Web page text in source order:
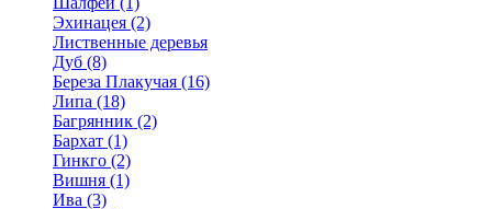
Эхинацея (2)
Лиственные деревья
Дуб (8)
Береза Плакучая (16)
Липа (18)
Багрянник (2)
Бархат (1)
Гинкго (2)
Вишня (1)
Ива (3)